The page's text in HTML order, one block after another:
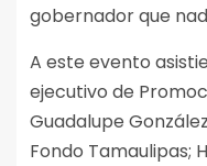
gobernador que
A este evento
ejecutivo de
Guadalupe
Fondo Tamaulipas;